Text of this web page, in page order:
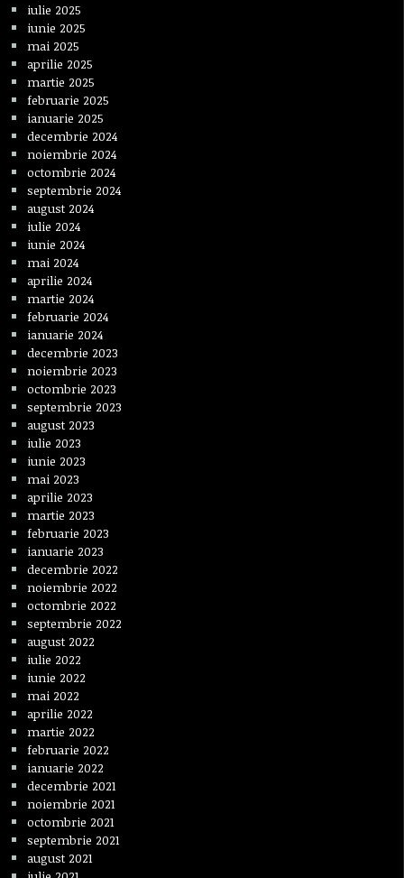
iulie 2025
iunie 2025
mai 2025
aprilie 2025
martie 2025
februarie 2025
ianuarie 2025
decembrie 2024
noiembrie 2024
octombrie 2024
septembrie 2024
august 2024
iulie 2024
iunie 2024
mai 2024
aprilie 2024
martie 2024
februarie 2024
ianuarie 2024
decembrie 2023
noiembrie 2023
octombrie 2023
septembrie 2023
august 2023
iulie 2023
iunie 2023
mai 2023
aprilie 2023
martie 2023
februarie 2023
ianuarie 2023
decembrie 2022
noiembrie 2022
octombrie 2022
septembrie 2022
august 2022
iulie 2022
iunie 2022
mai 2022
aprilie 2022
martie 2022
februarie 2022
ianuarie 2022
decembrie 2021
noiembrie 2021
octombrie 2021
septembrie 2021
august 2021